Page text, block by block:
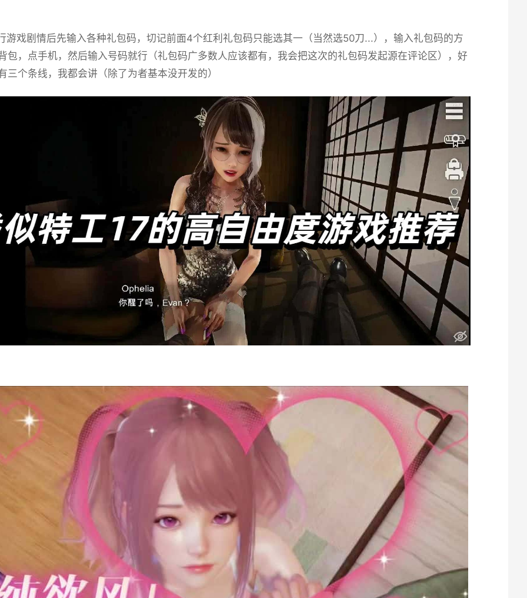
戏剧情后先输入各种礼包码，切记前面4个红利礼包码只能选其一（当然选50刀...），输入礼包码的方
包，点手机，然后输入号码就行（礼包码广多数人应该都有，我会把这次的礼包码发起源在评论区），好
三个条线，我都会讲（除了为者基本没开发的）